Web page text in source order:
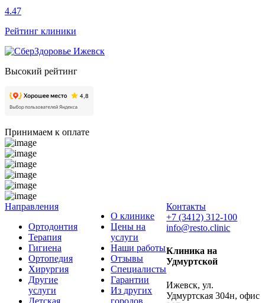
4.47
Рейтинг клиники
Высокий рейтинг
Принимаем к оплате
Направления
Ортодонтия
Терапия
Гигиена
Ортопедия
Хирургия
Другие
услуги
О клинике
Цены на
услуги
Наши работы
Отзывы
Специалисты
Гарантии
Из других
Контакты
+7 (3412) 312-100
info@resto.clinic
Клиника на
Удмуртской
Ижевск, ул.
Удмуртская 304н, офис